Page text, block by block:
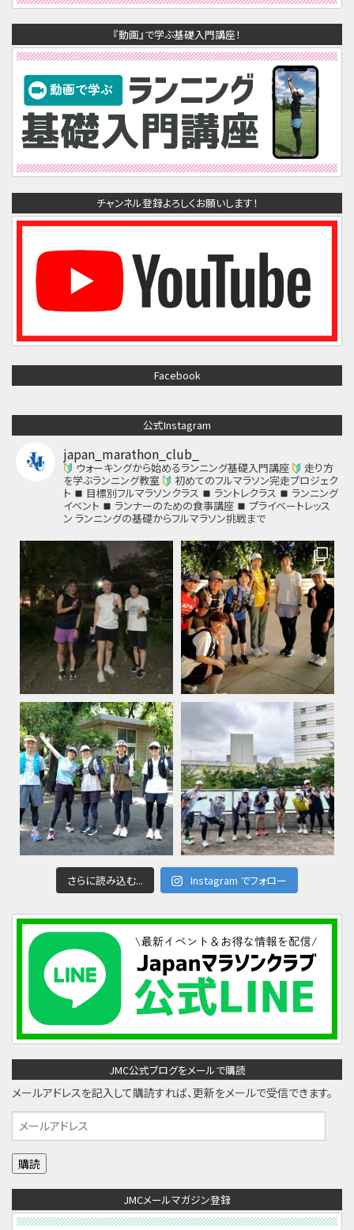
『動画』で学ぶ基礎入門講座！
チャンネル登録よろしくお願いします！
Facebook
公式Instagram
japan_marathon_club_
ウォーキングから始めるランニング基礎入門講座
走り方
を学ぶランニング教室
初めてのフルマラソン完走プロジェク
ト
目標別フルマラソンクラス ラントレクラス
ランニング
イベント
ランナーのための食事講座
プライベートレッス
ン ランニングの基礎からフルマラソン挑戦まで
さらに読み込む... Instagram でフォロー
JMC公式ブログをメールで購読
メールアドレスを記入して購読すれば、更新をメールで受信できます。
メ
ー
ル
レ
JMCメールマガジン登録